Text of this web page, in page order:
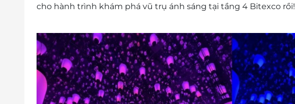
cho hành trình khám phá vũ trụ ánh sáng tại tầng 4 Bitexco rồi!